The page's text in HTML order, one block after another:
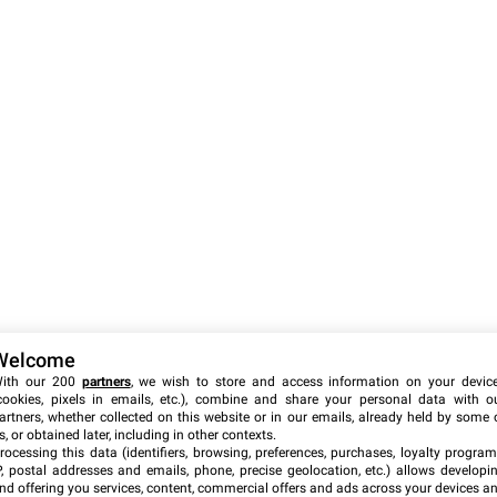
our 200 partners, we wish to store and access information on your
pixels in emails, etc.), combine and share your personal data with
whether collected on this website or in our emails, already held by some
or obtained later, including in other contexts.
this data (identifiers, browsing, preferences, purchases, loyalty
postal addresses and emails, phone, precise geolocation, etc.) allows
offering you services, content, commercial offers and ads across your devices